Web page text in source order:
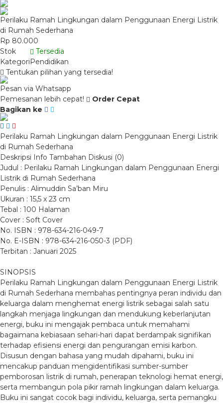
Perilaku Ramah Lingkungan dalam Penggunaan Energi Listrik
di Rumah Sederhana
Rp 80.000
Stok
Tersedia
KategoriPendidikan
Tentukan pilihan yang tersedia!
Pesan via Whatsapp
Pemesanan lebih cepat!
Order Cepat
Bagikan ke
Perilaku Ramah Lingkungan dalam Penggunaan Energi Listrik
di Rumah Sederhana
Deskripsi Info Tambahan Diskusi (0)
Judul : Perilaku Ramah Lingkungan dalam Penggunaan Energi
Listrik di Rumah Sederhana
Penulis : Alimuddin Sa’ban Miru
Ukuran : 15,5 x 23 cm
Tebal : 100 Halaman
Cover : Soft Cover
No. ISBN : 978-634-216-049-7
No. E-ISBN : 978-634-216-050-3 (PDF)
Terbitan : Januari 2025
SINOPSIS
Perilaku Ramah Lingkungan dalam Penggunaan Energi Listrik
di Rumah Sederhana membahas pentingnya peran individu dan
keluarga dalam menghemat energi listrik sebagai salah satu
langkah menjaga lingkungan dan mendukung keberlanjutan
energi, buku ini mengajak pembaca untuk memahami
bagaimana kebiasaan sehari-hari dapat berdampak signifikan
terhadap efisiensi energi dan pengurangan emisi karbon.
Disusun dengan bahasa yang mudah dipahami, buku ini
mencakup panduan mengidentifikasi sumber-sumber
pemborosan listrik di rumah, penerapan teknologi hemat energi,
serta membangun pola pikir ramah lingkungan dalam keluarga.
Buku ini sangat cocok bagi individu, keluarga, serta pemangku